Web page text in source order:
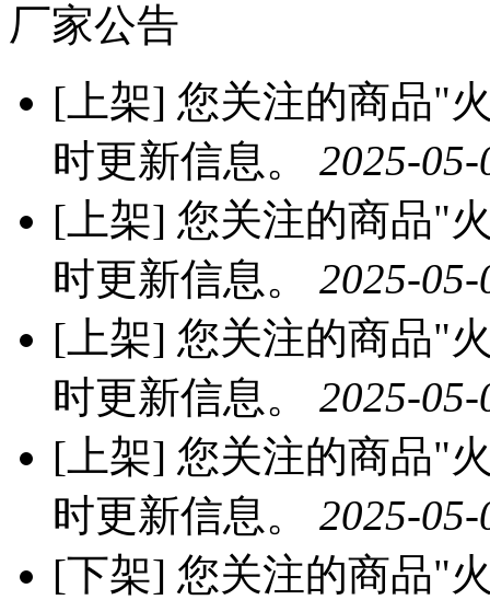
厂家公告
[上架] 您关注的商品"
时更新信息。 2025-
[上架] 您关注的商品"
时更新信息。 2025-
[上架] 您关注的商品"
时更新信息。 2025-
[上架] 您关注的商品"
时更新信息。 2025-
[下架] 您关注的商品"